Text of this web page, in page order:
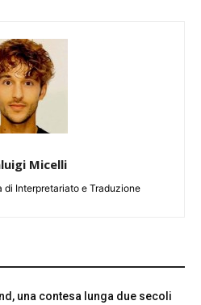
Micelli
di Interpretariato e Traduzione
una contesa lunga due secoli